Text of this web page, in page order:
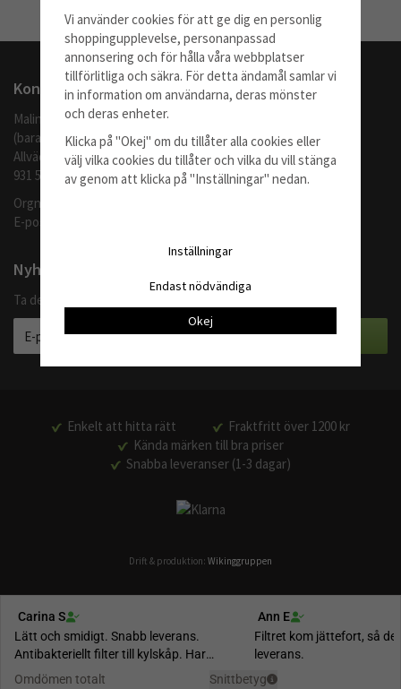
Till Kassan
Kontakta oss
Malingo AB
(barafilter.se)
Allvädersgränd 35
931 52 SKELLEFTEÅ
Orgnr: 559062-1370
E-post:
Nyhetsbrev
Ta del av våra bästa erbjudanden och produktnyheter
Enkelt att hitta rätt
Fraktfritt över 1200 kr
Kända märken till bra priser
Snabba leveranser (1-3 dagar)
Drift & produktion: Wikinggruppen
Vi använder cookies för att ge dig en personlig
shoppingupplevelse, personanpassad
annonsering och för hålla våra webbplatser
tillförlitliga och säkra. För detta ändamål samlar vi
in information om användarna, deras mönster
och deras enheter.
Klicka på "Okej" om du tillåter alla cookies eller
välj vilka cookies du tillåter och vilka du vill stänga
av genom att klicka på "Inställningar" nedan.
Inställningar
Endast nödvändiga
Okej